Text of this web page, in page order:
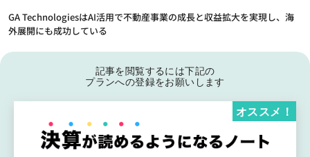
GA TechnologiesはAI活用で不動産事業の成長と収益拡大を実現し、海
外展開にも成功している
記事を閲覧するには下記の
プランへの登録をお願いします
オススメ！